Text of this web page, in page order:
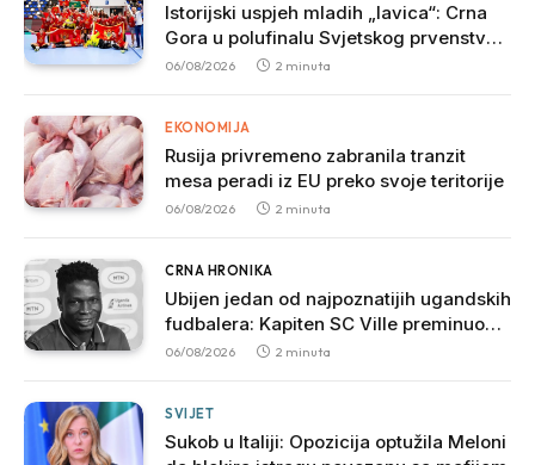
Istorijski uspjeh mladih „lavica“: Crna
Gora u polufinalu Svjetskog prvenstva
nakon pobjede nad Slovačkom
06/08/2026 2 minuta
EKONOMIJA
Rusija privremeno zabranila tranzit
mesa peradi iz EU preko svoje teritorije
06/08/2026 2 minuta
CRNA HRONIKA
Ubijen jedan od najpoznatijih ugandskih
fudbalera: Kapiten SC Ville preminuo
nakon brutalnog napada
06/08/2026 2 minuta
SVIJET
Sukob u Italiji: Opozicija optužila Meloni